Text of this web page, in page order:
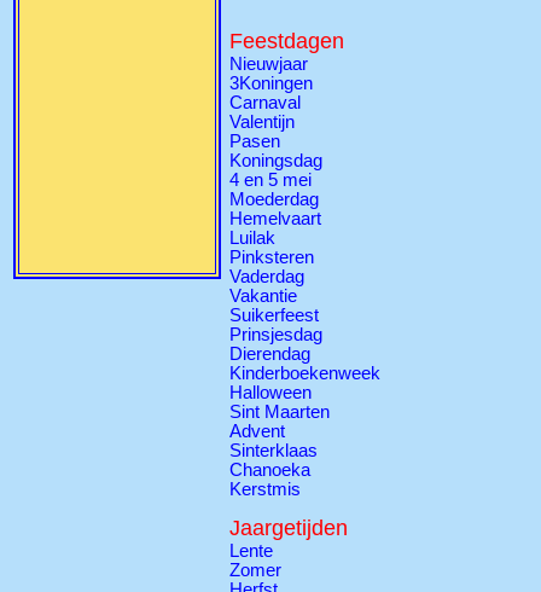
Feestdagen
Nieuwjaar
3Koningen
Carnaval
Valentijn
Pasen
Koningsdag
4 en 5 mei
Moederdag
Hemelvaart
Luilak
Pinksteren
Vaderdag
Vakantie
Suikerfeest
Prinsjesdag
Dierendag
Kinderboekenweek
Halloween
Sint Maarten
Advent
Sinterklaas
Chanoeka
Kerstmis
Jaargetijden
Lente
Zomer